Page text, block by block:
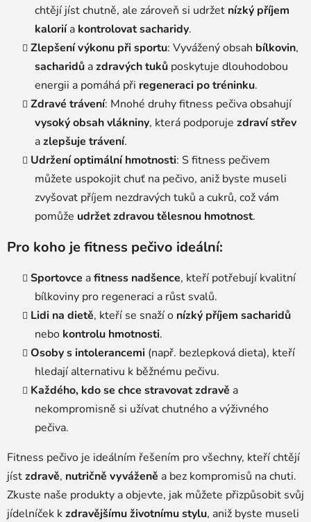
chtějí jíst chutně, ale zároveň si udržet nízký příjem
kaloriía kontrolovat sacharidy.
Zlepšení výkonu při sportu: Vyvážený obsah bílkovin,
sacharidů azdravých tuků poskytuje dlouhodobou
energii a pomáhá při regeneraci po tréninku.
Zdravé trávení: Mnohé druhy fitness pečiva obsahují
vysoký obsah vlákniny, která podporuje zdraví střev
azlepšuje trávení.
Udržení optimální hmotnosti: S fitness pečivem
můžete uspokojit chuť na pečivo, aniž byste museli
zvyšovat příjem nezdravých tuků a cukrů, což vám
pomůže udržet zdravou tělesnou hmotnost.
Pro koho je fitness pečivo ideální:
Sportovce afitness nadšence, kteří potřebují kvalitní
bílkoviny pro regeneraci a růst svalů.
Lidi na dietě, kteří se snaží o nízký příjem sacharidů
nebo kontrolu hmotnosti.
Osoby s intolerancemi (např. bezlepková dieta), kteří
hledají alternativu k běžnému pečivu.
Každého, kdo se chce stravovat zdravě a
nekompromisně si užívat chutného a výživného
pečiva.
Fitness pečivo je ideálním řešením pro všechny, kteří chtějí
jístzdravě, nutričně vyváženě a bez kompromisů na chuti.
Zkuste naše produkty a objevte, jak můžete přizpůsobit svůj
jídelníček kzdravějšímu životnímu stylu, aniž byste museli